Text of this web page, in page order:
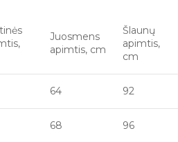
Juosmens
apimtis, cm
Šlaunų
apimtis,
cm
64 92
68 96